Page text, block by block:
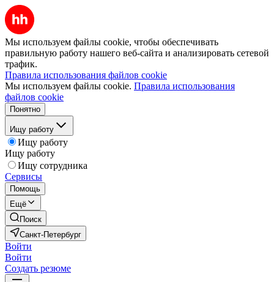
Мы используем файлы cookie, чтобы обеспечивать
правильную работу нашего веб-сайта и анализировать сетевой
трафик.
Правила использования файлов cookie
Мы используем файлы cookie. Правила использования
файлов cookie
Понятно
Ищу работу
Ищу работу
Ищу работу
Ищу сотрудника
Сервисы
Помощь
Ещё
Поиск
Санкт-Петербург
Войти
Войти
Создать резюме